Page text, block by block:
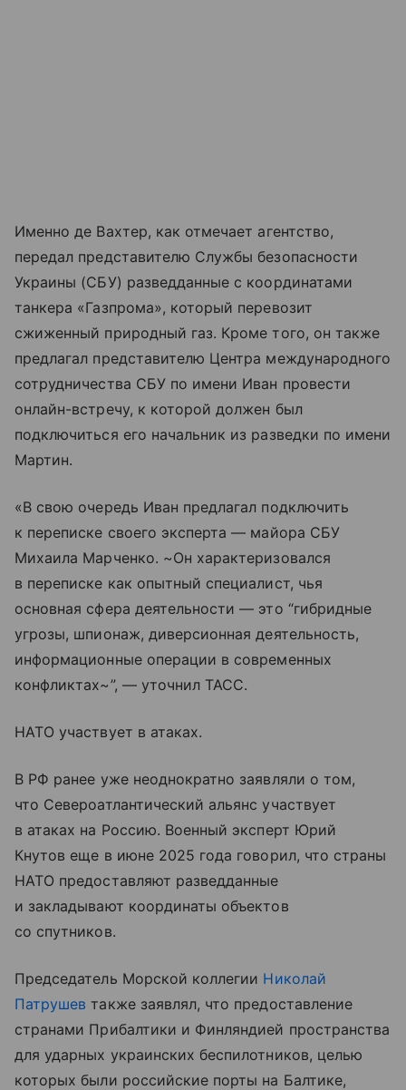
Именно де Вахтер, как отмечает агентство,
передал представителю Службы безопасности
Украины (СБУ) разведданные с координатами
танкера «Газпрома», который перевозит
сжиженный природный газ. Кроме того, он также
предлагал представителю Центра международного
сотрудничества СБУ по имени Иван провести
онлайн-встречу, к которой должен был
подключиться его начальник из разведки по имени
Мартин.
«В свою очередь Иван предлагал подключить
к переписке своего эксперта — майора СБУ
Михаила Марченко. ~Он характеризовался
в переписке как опытный специалист, чья
основная сфера деятельности — это “гибридные
угрозы, шпионаж, диверсионная деятельность,
информационные операции в современных
конфликтах~”, — уточнил ТАСС.
НАТО участвует в атаках.
В РФ ранее уже неоднократно заявляли о том,
что Североатлантический альянс участвует
в атаках на Россию. Военный эксперт Юрий
Кнутов еще в июне 2025 года говорил, что страны
НАТО предоставляют разведданные
и закладывают координаты объектов
со спутников.
Председатель Морской коллегии Николай
Патрушев также заявлял, что предоставление
странами Прибалтики и Финляндией пространства
для ударных украинских беспилотников, целью
которых были российские порты на Балтике,